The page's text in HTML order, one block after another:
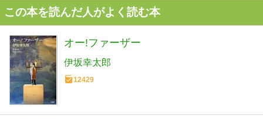
この本を読んだ人がよく読む本
オー!ファーザー
伊坂幸太郎
12429